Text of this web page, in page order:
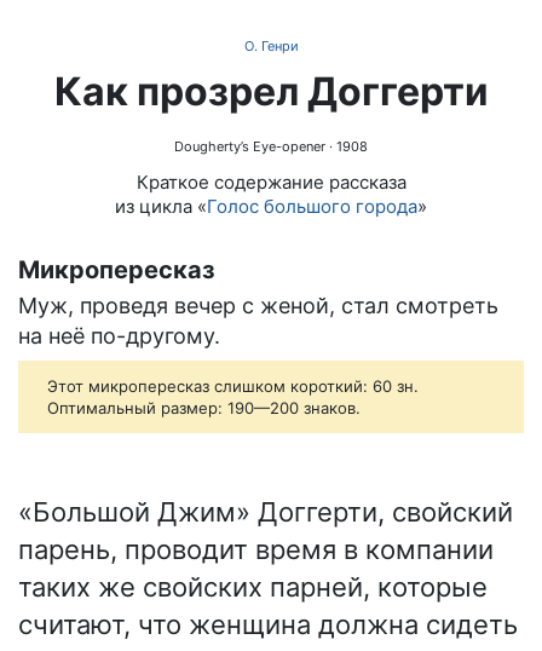
О. Генри
Как прозрел Доггерти
Dougherty’s Eye-opener · 1908
Краткое содержание рассказа
из цикла «Голос большого города»
Микропересказ
Муж, проведя вечер с женой, стал смотреть
на неё по-другому.
Этот микропересказ слишком короткий: 60 зн.
Оптимальный размер: 190—200 знаков.
«Большой Джим» Доггерти, свойский
парень, проводит время в компании
таких же свойских парней, которые
считают, что женщина должна сидеть